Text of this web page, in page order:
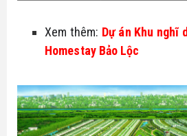
Xem thêm: Dự án Khu nghĩ
Homestay Bảo Lộc